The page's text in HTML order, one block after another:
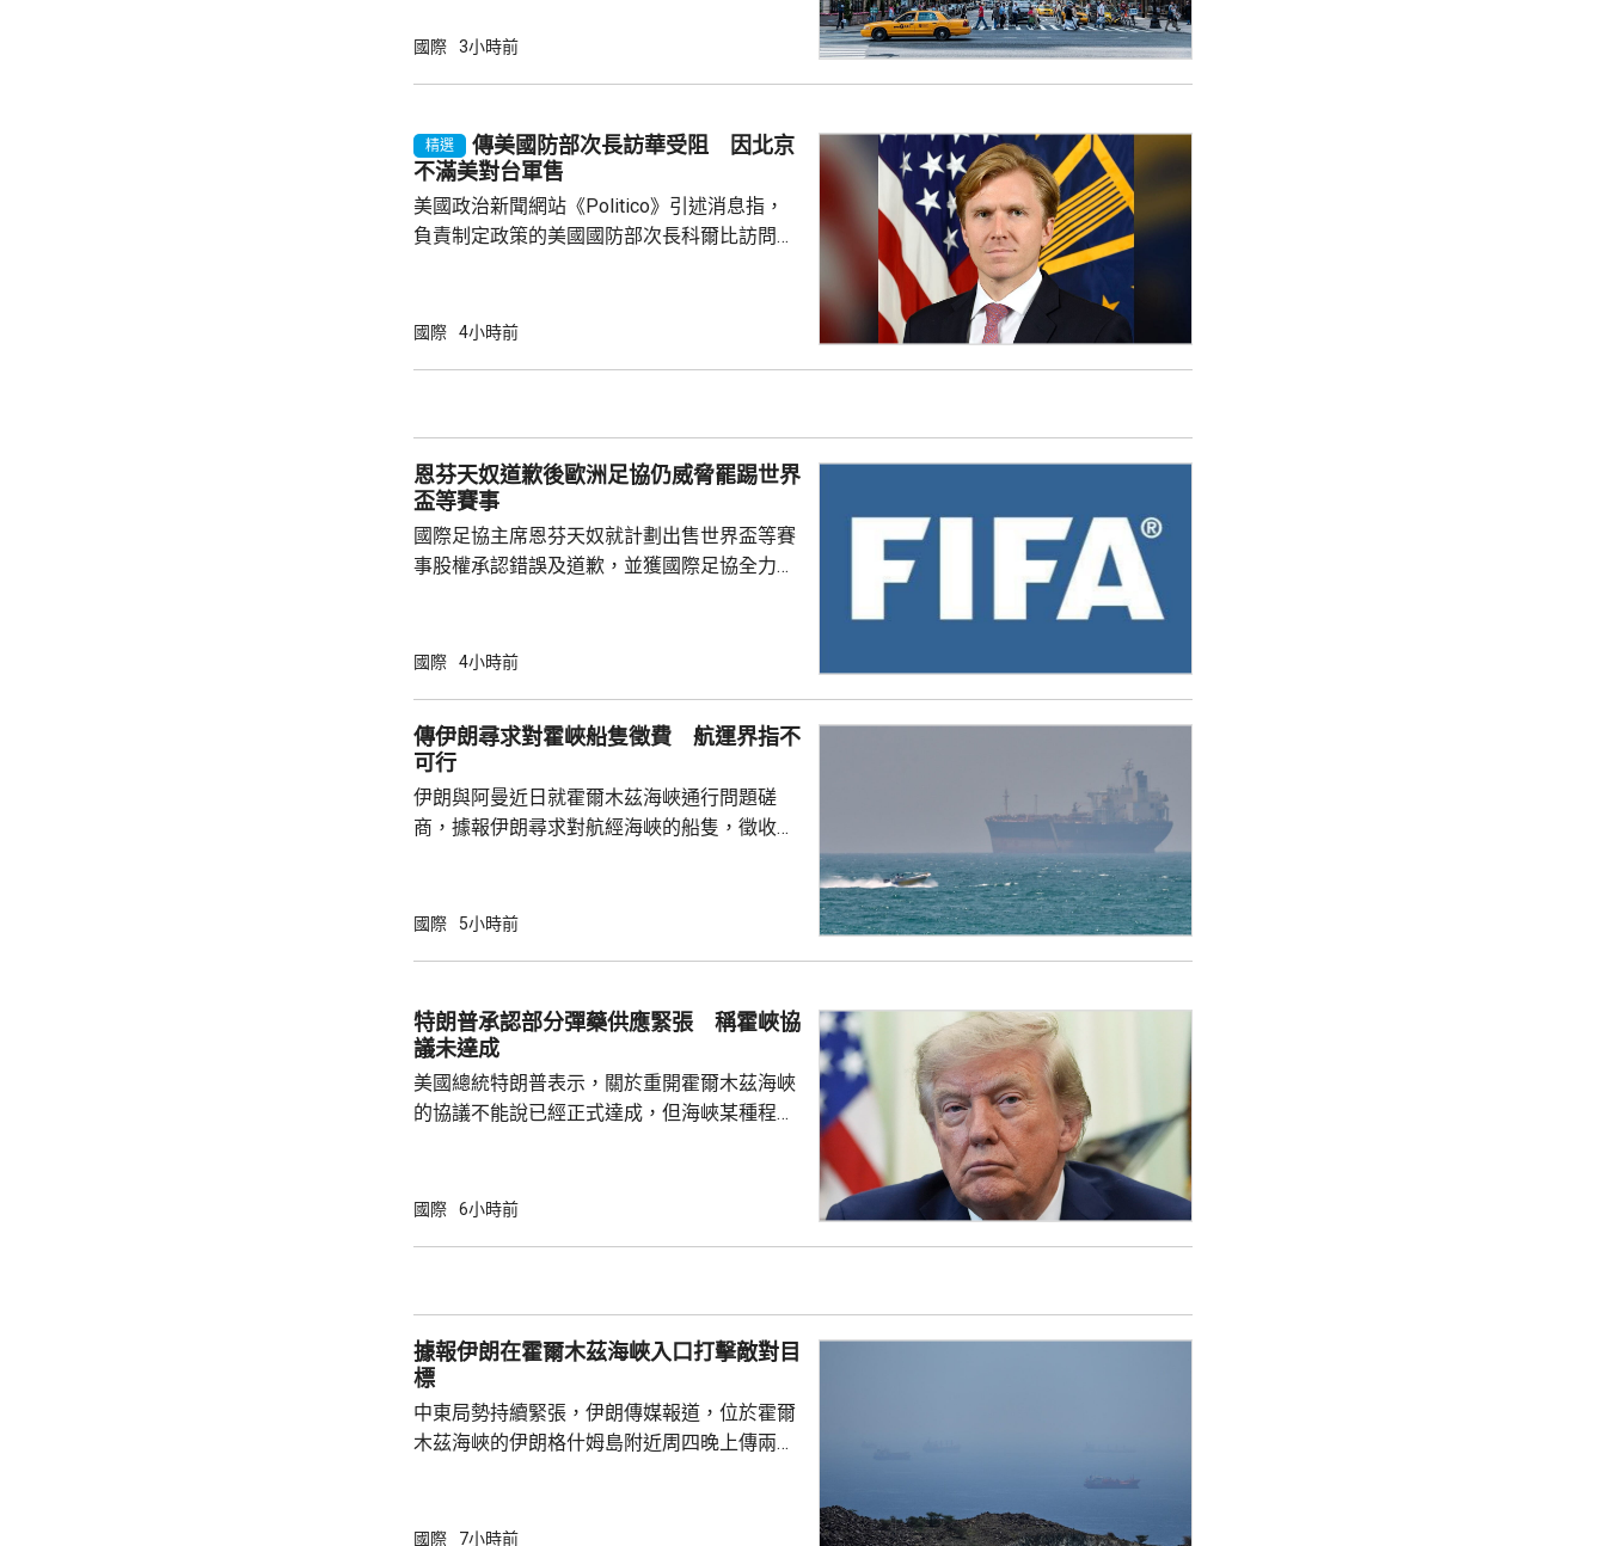
會自動獲得美國公民身份。華府亦禁止透過赴
用，「生育旅遊」已經發展成一門生意，每年
可能有數十萬人透過有關制度讓子女取得美國
公民身份，因此華府要推出新的限制。 ...
國際 3小時前
精選
傳美國防部次長訪華受阻 因北京
不滿美對台軍售
美國政治新聞網站《Politico》引述消息指，
負責制定政策的美國國防部次長科爾比訪問中
售案。 報道指，科爾比認為美中關係過去一年
爭取中方的訪問邀請，並在中國國防大學發表
演講，要求國防部官員與北...
國際 4小時前
恩芬天奴道歉後歐洲足協仍威脅罷踢世界
盃等賽事
國際足協主席恩芬天奴就計劃出售世界盃等賽
事股權承認錯誤及道歉，並獲國際足協全力支
確條件，第一是撤回出售賽事股權的提議，第
芬天奴擔任國際足協主席失去信心。國際職業
足球員協會則指責恩芬天奴嚴重濫用職權。
國際 4小時前
傳伊朗尋求對霍峽船隻徵費 航運界指不
可行
伊朗與阿曼近日就霍爾木茲海峽通行問題磋
商，據報伊朗尋求對航經海峽的船隻，徵收相
已制裁伊朗負責管理霍爾木茲海峽的「波斯灣
境費，將引起合規問題，可能導致資產被凍
結。 業界人士指，另一個複雜因素是，英國保
國際 5小時前
特朗普承認部分彈藥供應緊張 稱霍峽協
議未達成
美國總統特朗普表示，關於重開霍爾木茲海峽
的協議不能說已經正式達成，但海峽某種程度
在白宮見記者時，承認美軍部分彈藥供應比較
前有報道指，特朗普上星期曾與防長赫格塞
思，就美軍彈藥庫存問題爭執。特朗普...
國際 6小時前
據報伊朗在霍爾木茲海峽入口打擊敵對目
標
中東局勢持續緊張，伊朗傳媒報道，位於霍爾
木茲海峽的伊朗格什姆島附近周四晚上傳兩次
稍後會公布行動成果。
國際 7小時前